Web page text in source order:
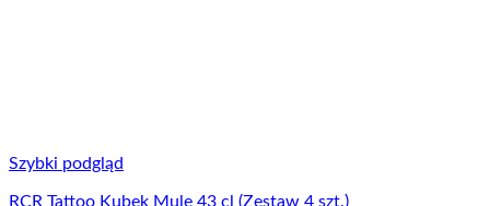
Szybki podgląd
RCR Tattoo Kubek Mule 43 cl (Zestaw 4 szt.)